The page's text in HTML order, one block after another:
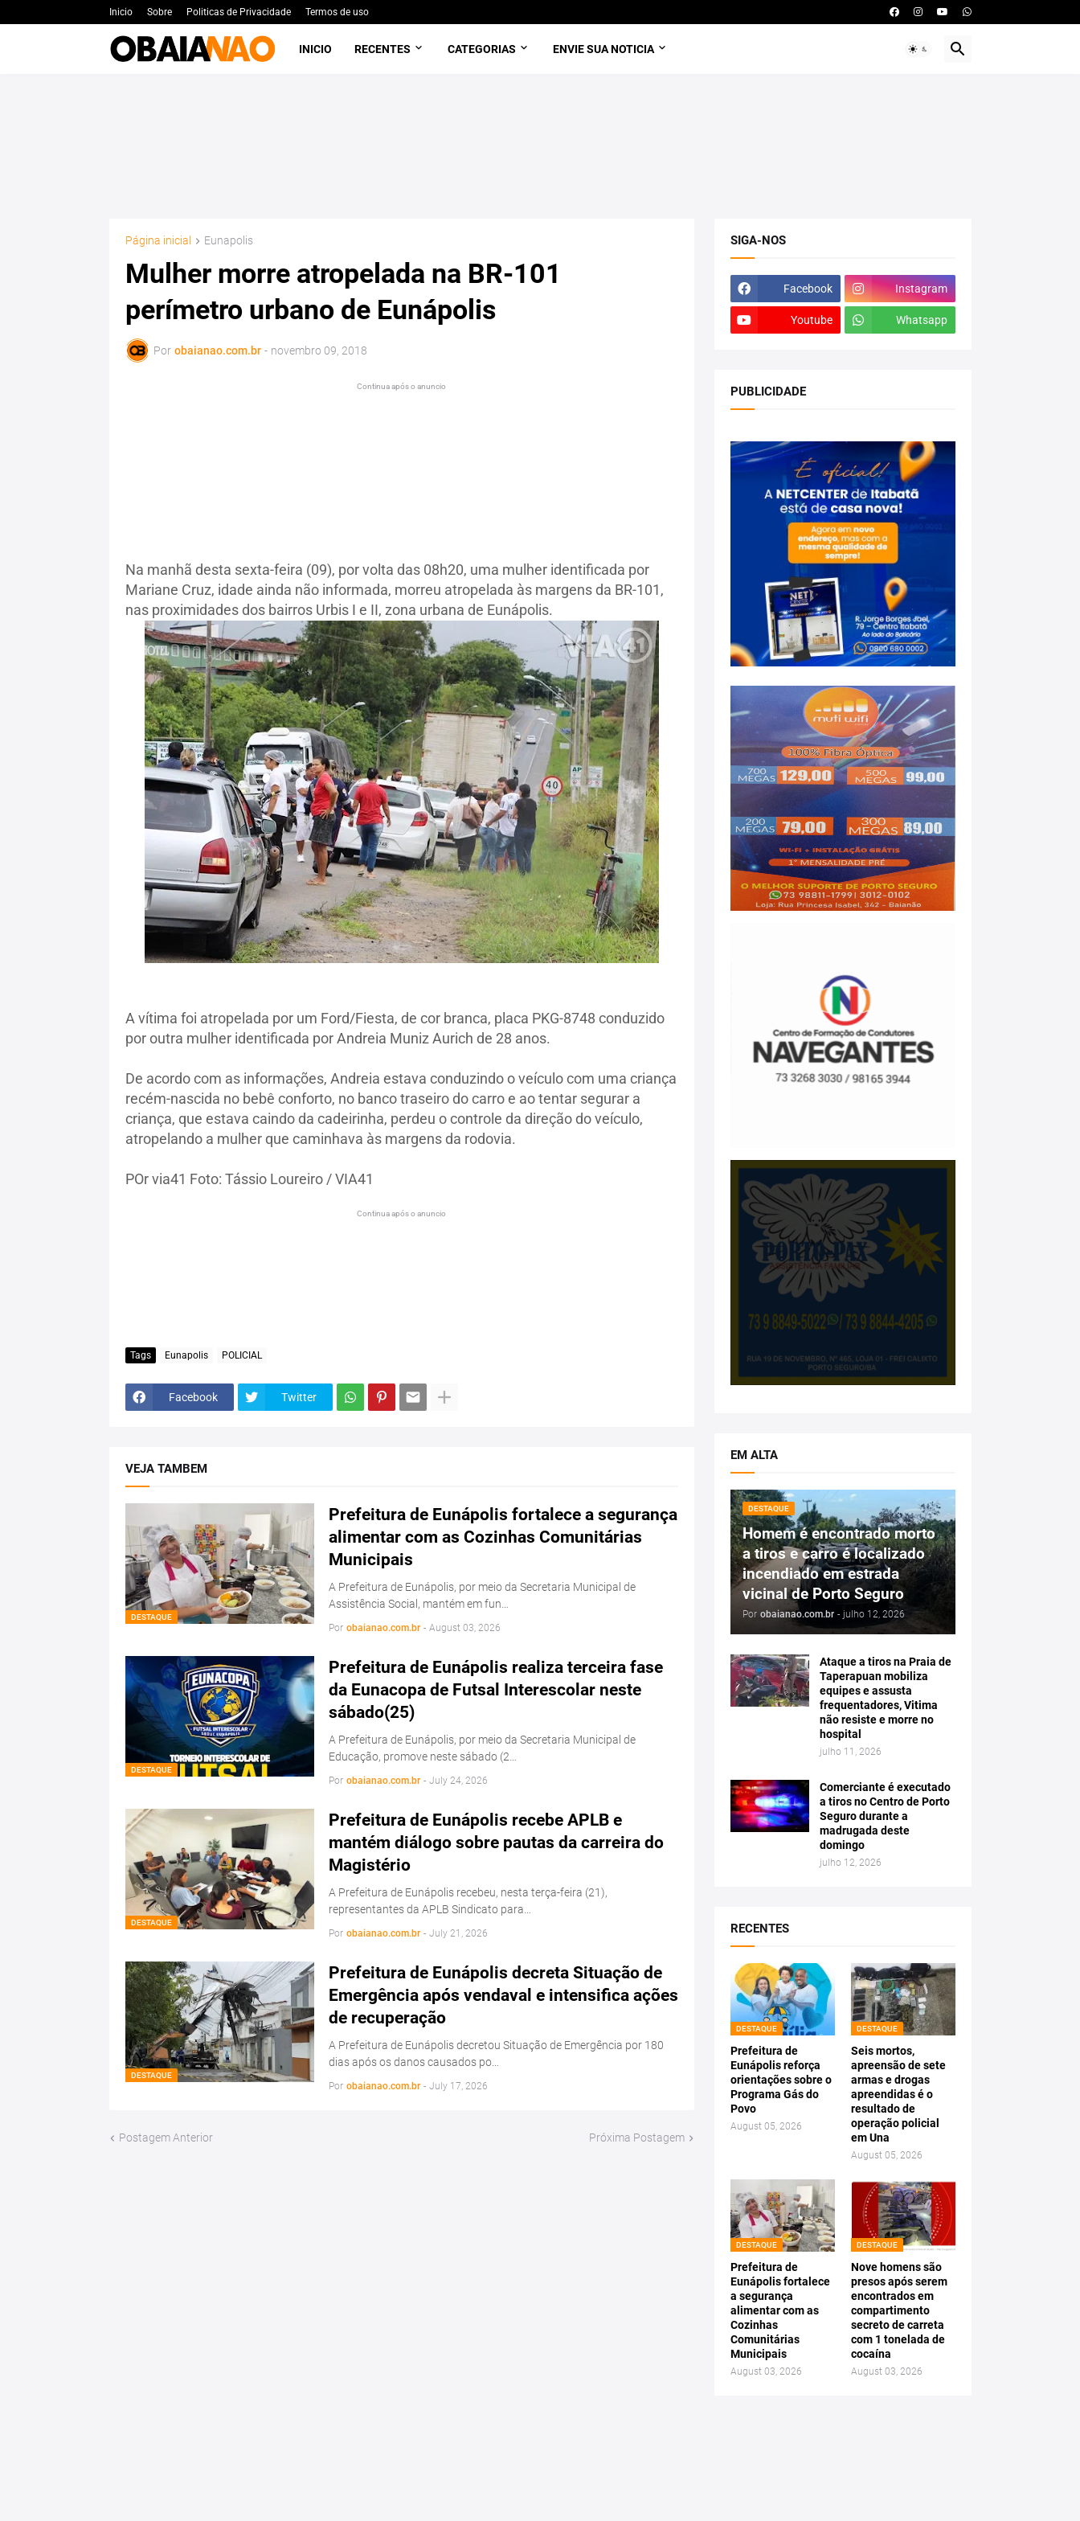
Inicio Sobre Politicas de Privacidade Termos de uso
INICIO RECENTES CATEGORIAS ENVIE SUA NOTICIA
Página inicial Eunapolis
Mulher morre atropelada na BR-101
perímetro urbano de Eunápolis
Por obaianao.com.br - novembro 09, 2018
Continua após o anuncio
Na manhã desta sexta-feira (09), por volta das 08h20, uma mulher identificada por
Mariane Cruz, idade ainda não informada, morreu atropelada às margens da BR-101,
nas proximidades dos bairros Urbis I e II, zona urbana de Eunápolis.
A vítima foi atropelada por um Ford/Fiesta, de cor branca, placa PKG-8748 conduzido
por outra mulher identificada por Andreia Muniz Aurich de 28 anos.
De acordo com as informações, Andreia estava conduzindo o veículo com uma criança
recém-nascida no bebê conforto, no banco traseiro do carro e ao tentar segurar a
criança, que estava caindo da cadeirinha, perdeu o controle da direção do veículo,
atropelando a mulher que caminhava às margens da rodovia.
POr via41 Foto: Tássio Loureiro / VIA41
Continua após o anuncio
Tags Eunapolis POLICIAL
Facebook Twitter
VEJA TAMBEM
DESTAQUE
Prefeitura de Eunápolis fortalece a segurança
alimentar com as Cozinhas Comunitárias
Municipais
A Prefeitura de Eunápolis, por meio da Secretaria Municipal de
Assistência Social, mantém em fun…
Por obaianao.com.br - August 03, 2026
DESTAQUE
Prefeitura de Eunápolis realiza terceira fase
da Eunacopa de Futsal Interescolar neste
sábado(25)
A Prefeitura de Eunápolis, por meio da Secretaria Municipal de
Educação, promove neste sábado (2…
Por obaianao.com.br - July 24, 2026
DESTAQUE
Prefeitura de Eunápolis recebe APLB e
mantém diálogo sobre pautas da carreira do
Magistério
A Prefeitura de Eunápolis recebeu, nesta terça-feira (21),
representantes da APLB Sindicato para…
Por obaianao.com.br - July 21, 2026
DESTAQUE
Prefeitura de Eunápolis decreta Situação de
Emergência após vendaval e intensifica ações
de recuperação
A Prefeitura de Eunápolis decretou Situação de Emergência por 180
dias após os danos causados po…
Por obaianao.com.br - July 17, 2026
Postagem Anterior Próxima Postagem
SIGA-NOS
Facebook Instagram
Youtube Whatsapp
PUBLICIDADE
EM ALTA
DESTAQUE
Homem é encontrado morto
a tiros e carro é localizado
incendiado em estrada
vicinal de Porto Seguro
Por obaianao.com.br - julho 12, 2026
Ataque a tiros na Praia de
Taperapuan mobiliza
equipes e assusta
frequentadores, Vitima
não resiste e morre no
hospital
julho 11, 2026
Comerciante é executado
a tiros no Centro de Porto
Seguro durante a
madrugada deste
domingo
julho 12, 2026
RECENTES
DESTAQUE
Prefeitura de
Eunápolis reforça
orientações sobre o
Programa Gás do
Povo
August 05, 2026
DESTAQUE
Seis mortos,
apreensão de sete
armas e drogas
apreendidas é o
resultado de
operação policial
em Una
August 05, 2026
DESTAQUE
Prefeitura de
Eunápolis fortalece
a segurança
alimentar com as
Cozinhas
Comunitárias
Municipais
August 03, 2026
DESTAQUE
Nove homens são
presos após serem
encontrados em
compartimento
secreto de carreta
com 1 tonelada de
cocaína
August 03, 2026